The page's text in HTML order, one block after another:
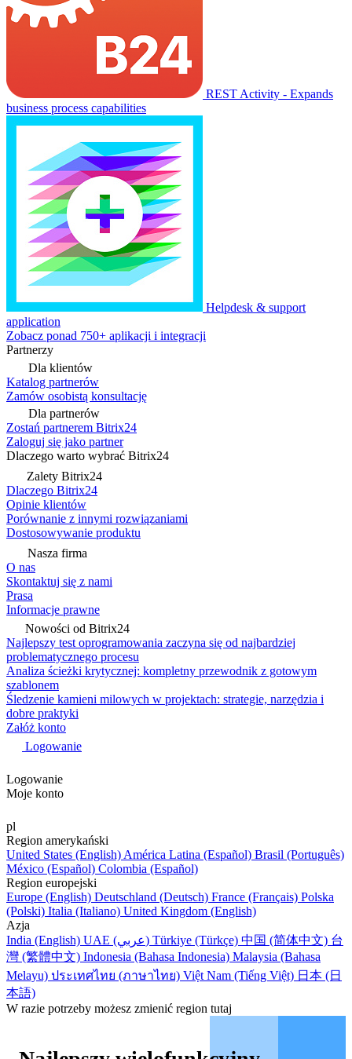
REST Activity - Expands
business process capabilities
Helpdesk & support
application
Zobacz ponad 750+ aplikacji i integracji
Partnerzy
Dla klientów
Katalog partnerów
Zamów osobistą konsultację
Dla partnerów
Zostań partnerem Bitrix24
Zaloguj się jako partner
Dlaczego warto wybrać Bitrix24
Zalety Bitrix24
Dlaczego Bitrix24
Opinie klientów
Porównanie z innymi rozwiązaniami
Dostosowywanie produktu
Nasza firma
O nas
Skontaktuj się z nami
Prasa
Informacje prawne
Nowości od Bitrix24
Najlepszy test oprogramowania zaczyna się od najbardziej
problematycznego procesu
Analiza ścieżki krytycznej: kompletny przewodnik z gotowym
szablonem
Śledzenie kamieni milowych w projektach: strategie, narzędzia i
dobre praktyki
Załóż konto
Logowanie
Logowanie
Moje konto
pl
Region amerykański
United States (English) América Latina (Español) Brasil (Português)
México (Español) Colombia (Español)
Region europejski
Europe (English) Deutschland (Deutsch) France (Français) Polska
(Polski) Italia (Italiano) United Kingdom (English)
Azja
India (English)
UAE (عربي) Türkiye (Türkçe) 中国 (简体中文) 台
灣 (繁體中文) Indonesia (Bahasa Indonesia) Malaysia (Bahasa
Melayu) ประเทศไทย (ภาษาไทย) Việt Nam (Tiếng Việt) 日本 (日
本語)
W razie potrzeby możesz zmienić region tutaj